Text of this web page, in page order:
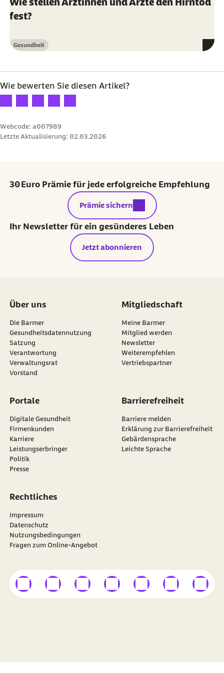
fest?
Kategorie
Gesundheit
Wie bewerten Sie diesen Artikel?
Ihre Bewertung: 1 Stern
Ihre Bewertung: 2 Sterne
Ihre Bewertung: 3 Sterne
Ihre Bewertung: 4 Sterne
Ihre Bewertung: 5 Sterne
Webcode: a007989
Letzte Aktualisierung: 02.03.2026
30 Euro Prämie für jede erfolgreiche Empfehlung
externer Link:
Prämie sichern
Ihr Newsletter für ein gesünderes Leben
Jetzt abonnieren
Über uns
Die Barmer
Gesundheitsdatennutzung
Satzung
Verantwortung
Verwaltungsrat
Vorstand
Mitgliedschaft
Meine Barmer
Mitglied werden
Newsletter
externer Link:
Weiterempfehlen
Vertriebspartner
Portale
Digitale Gesundheit
Firmenkunden
Karriere
Leistungserbringer
Politik
Presse
Barrierefreiheit
Barriere melden
Erklärung zur Barrierefreiheit
Gebärdensprache
Leichte Sprache
Rechtliches
Impressum
Datenschutz
Nutzungsbedingungen
Fragen zum Online-Angebot
Besuchen Sie dieBARMER auf
externer Linkexterner Linkexterner Linkexterner Linkexterner Linkexterner Link